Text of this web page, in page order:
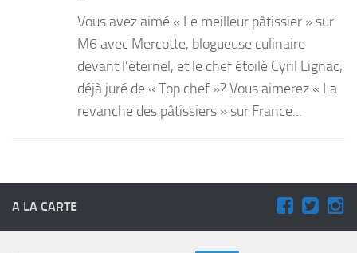
Desserts
Vous avez aimé « Le meilleur pâtissier » sur
M6 avec Mercotte, blogueuse culinaire
devant l’éternel, et le chef étoilé Cyril Lignac,
déjà juré de « Top chef »? Vous aimerez « La
revanche des pâtissiers » sur France...
A LA CARTE